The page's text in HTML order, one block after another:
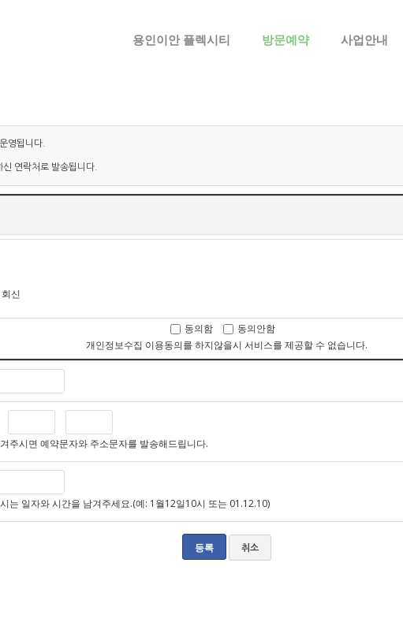
용인이안 플렉시티 방문예약 사업안내
영됩니다.
연락처로 발송됩니다.
동의함
동의안함
개인정보수집 이용동의를 하지않을시 서비스를 제공할 수 없습니다.
주시면 예약문자와 주소문자를 발송해드립니다.
는 일자와 시간을 남겨주세요.(예: 1월12일10시 또는 01.12.10)
취소